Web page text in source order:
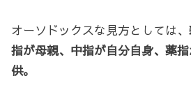
オーソドックスな見方としては、
指が母親、中指が自分自身、薬
供。